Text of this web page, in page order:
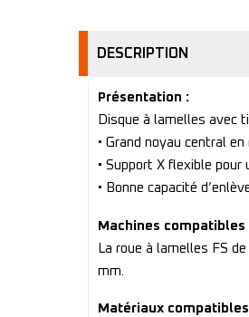
DESCRIPTION
Présentation :
Disque à lamelles avec
• Grand noyau central
• Support X flexible pour
• Bonne capacité
Machines compatibles
La roue à lamelles FS
mm.
Matériaux